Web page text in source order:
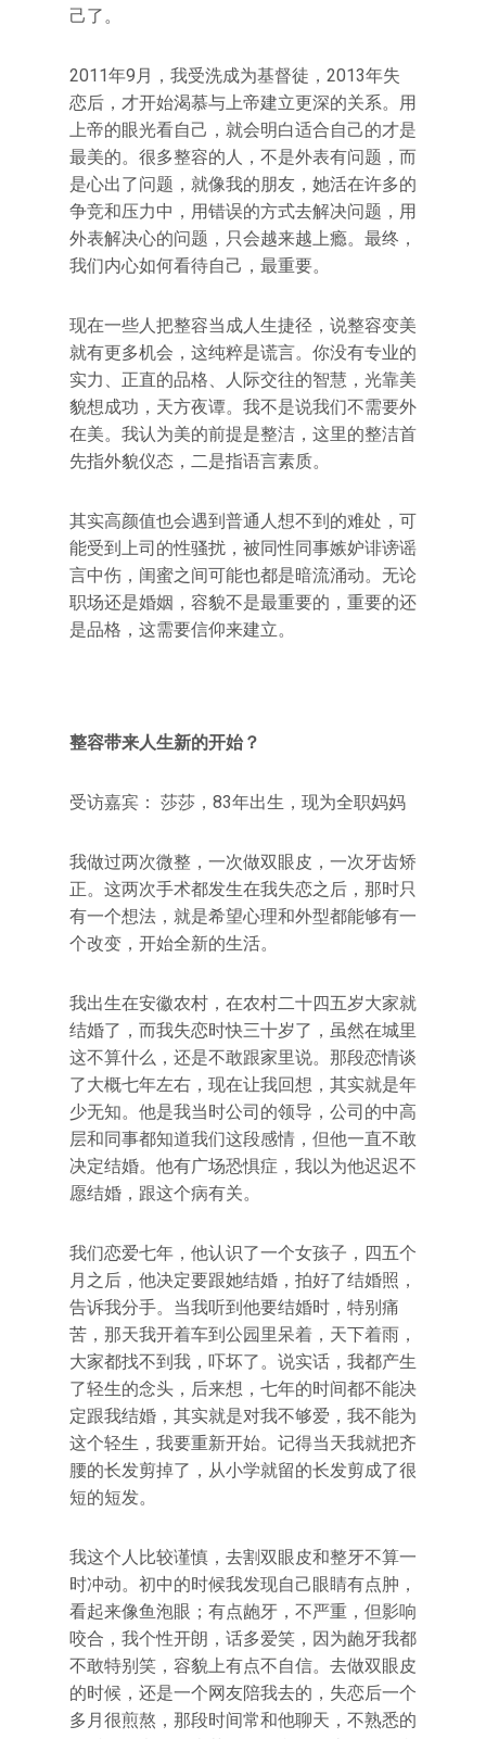
己了。
2011年9月，我受洗成为基督徒，2013年失
恋后，才开始渴慕与上帝建立更深的关系。用
上帝的眼光看自己，就会明白适合自己的才是
最美的。很多整容的人，不是外表有问题，而
是心出了问题，就像我的朋友，她活在许多的
争竞和压力中，用错误的方式去解决问题，用
外表解决心的问题，只会越来越上瘾。最终，
我们内心如何看待自己，最重要。
现在一些人把整容当成人生捷径，说整容变美
就有更多机会，这纯粹是谎言。你没有专业的
实力、正直的品格、人际交往的智慧，光靠美
貌想成功，天方夜谭。我不是说我们不需要外
在美。我认为美的前提是整洁，这里的整洁首
先指外貌仪态，二是指语言素质。
其实高颜值也会遇到普通人想不到的难处，可
能受到上司的性骚扰，被同性同事嫉妒诽谤谣
言中伤，闺蜜之间可能也都是暗流涌动。无论
职场还是婚姻，容貌不是最重要的，重要的还
是品格，这需要信仰来建立。
整容带来人生新的开始？
受访嘉宾： 莎莎，83年出生，现为全职妈妈
我做过两次微整，一次做双眼皮，一次牙齿矫
正。这两次手术都发生在我失恋之后，那时只
有一个想法，就是希望心理和外型都能够有一
个改变，开始全新的生活。
我出生在安徽农村，在农村二十四五岁大家就
结婚了，而我失恋时快三十岁了，虽然在城里
这不算什么，还是不敢跟家里说。那段恋情谈
了大概七年左右，现在让我回想，其实就是年
少无知。他是我当时公司的领导，公司的中高
层和同事都知道我们这段感情，但他一直不敢
决定结婚。他有广场恐惧症，我以为他迟迟不
愿结婚，跟这个病有关。
我们恋爱七年，他认识了一个女孩子，四五个
月之后，他决定要跟她结婚，拍好了结婚照，
告诉我分手。当我听到他要结婚时，特别痛
苦，那天我开着车到公园里呆着，天下着雨，
大家都找不到我，吓坏了。说实话，我都产生
了轻生的念头，后来想，七年的时间都不能决
定跟我结婚，其实就是对我不够爱，我不能为
这个轻生，我要重新开始。记得当天我就把齐
腰的长发剪掉了，从小学就留的长发剪成了很
短的短发。
我这个人比较谨慎，去割双眼皮和整牙不算一
时冲动。初中的时候我发现自己眼睛有点肿，
看起来像鱼泡眼；有点龅牙，不严重，但影响
咬合，我个性开朗，话多爱笑，因为龅牙我都
不敢特别笑，容貌上有点不自信。去做双眼皮
的时候，还是一个网友陪我去的，失恋后一个
多月很煎熬，那段时间常和他聊天，不熟悉的